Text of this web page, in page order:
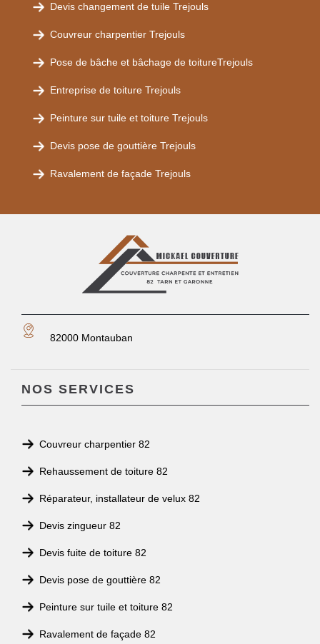
Devis changement de tuile Trejouls
Couvreur charpentier Trejouls
Pose de bâche et bâchage de toitureTrejouls
Entreprise de toiture Trejouls
Peinture sur tuile et toiture Trejouls
Devis pose de gouttière Trejouls
Ravalement de façade Trejouls
82000 Montauban
NOS SERVICES
Couvreur charpentier 82
Rehaussement de toiture 82
Réparateur, installateur de velux 82
Devis zingueur 82
Devis fuite de toiture 82
Devis pose de gouttière 82
Peinture sur tuile et toiture 82
Ravalement de façade 82